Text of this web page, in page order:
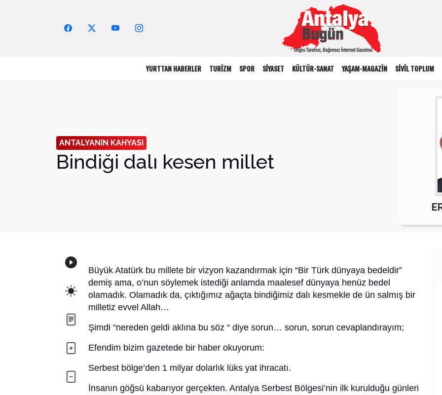
YURTTAN HABERLER TURİZM SPOR SİYASET KÜLTÜR-SANAT YAŞAM-MAGAZİN SİVİL TOPLUM
ANTALYANIN KAHYASI
Bindiği dalı kesen millet
Büyük Atatürk bu millete bir vizyon kazandırmak için “Bir Türk dünyaya bedeldir”
demiş ama, o’nun söylemek istediği anlamda maalesef dünyaya henüz bedel
olamadık. Olamadık da, çıktığımız ağaçta bindiğimiz dalı kesmekle de ün salmış bir
milletiz evvel Allah…
Şimdi “nereden geldi aklına bu söz “ diye sorun… sorun, sorun cevaplandırayım;
Efendim bizim gazetede bir haber okuyorum:
Serbest bölge’den 1 milyar dolarlık lüks yat ihracatı.
İnsanın göğsü kabarıyor gerçekten. Antalya Serbest Bölgesi’nin ilk kurulduğu günleri
Arama Yap!